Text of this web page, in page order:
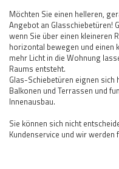
Möchten Sie einen helleren,
Angebot an Glasschiebetüren!
wenn Sie über einen kleineren
horizontal bewegen und einen
mehr Licht in die Wohnung
Raums entsteht.
Glas-Schiebetüren eignen
Balkonen und Terrassen und
Innenausbau.
Sie können sich nicht
Kundenservice und wir werden